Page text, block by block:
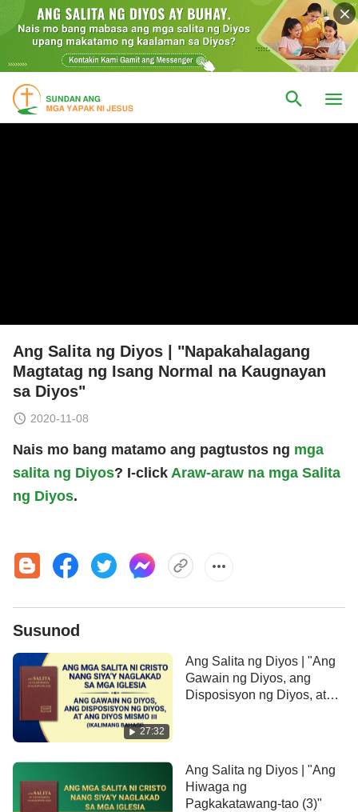
Ang Salita ng Diyos | "Napakahalagang
Magtatag ng Isang Normal na Kaugnayan
sa Diyos"
2020-11-08
Nais mo bang matamo ang pagtustos ng mga
salita ng Diyos? I-click Araw-araw na mga Salita
ng Diyos.
Susunod
27:32
Ang Salita ng Diyos | "Ang
Gawain ng Diyos, ang
Disposisyon ng Diyos, at
Ang Salita ng Diyos | "Ang
Hiwaga ng
Pagkakatawang-tao (3)"